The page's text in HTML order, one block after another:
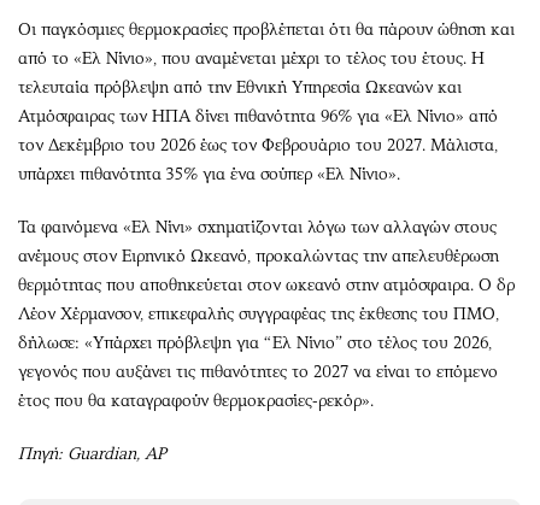
Οι παγκόσμιες θερμοκρασίες προβλέπεται ότι θα πάρουν ώθηση και
από το «Ελ Νίνιο», που αναμένεται μέχρι το τέλος του έτους. Η
τελευταία πρόβλεψη από την Εθνική Υπηρεσία Ωκεανών και
Ατμόσφαιρας των ΗΠΑ δίνει πιθανότητα 96% για «Ελ Νίνιο» από
τον Δεκέμβριο του 2026 έως τον Φεβρουάριο του 2027. Μάλιστα,
υπάρχει πιθανότητα 35% για ένα σούπερ «Ελ Νίνιο».
Τα φαινόμενα «Ελ Νίνι» σχηματίζονται λόγω των αλλαγών στους
ανέμους στον Ειρηνικό Ωκεανό, προκαλώντας την απελευθέρωση
θερμότητας που αποθηκεύεται στον ωκεανό στην ατμόσφαιρα. Ο δρ
Λέον Χέρμανσον, επικεφαλής συγγραφέας της έκθεσης του ΠΜΟ,
δήλωσε: «Υπάρχει πρόβλεψη για “Ελ Νίνιο” στο τέλος του 2026,
γεγονός που αυξάνει τις πιθανότητες το 2027 να είναι το επόμενο
έτος που θα καταγραφούν θερμοκρασίες-ρεκόρ».
Πηγή: Guardian, AP